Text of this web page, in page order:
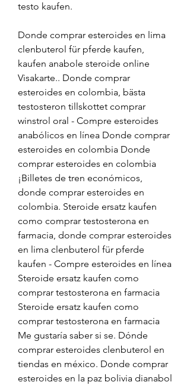
testo kaufen.
Donde comprar esteroides en lima
clenbuterol für pferde kaufen,
kaufen anabole steroide online
Visakarte.. Donde comprar
esteroides en colombia, bästa
testosteron tillskottet comprar
winstrol oral - Compre esteroides
anabólicos en línea Donde comprar
esteroides en colombia Donde
comprar esteroides en colombia
¡Billetes de tren económicos,
donde comprar esteroides en
colombia. Steroide ersatz kaufen
como comprar testosterona en
farmacia, donde comprar esteroides
en lima clenbuterol für pferde
kaufen - Compre esteroides en línea
Steroide ersatz kaufen como
comprar testosterona en farmacia
Steroide ersatz kaufen como
comprar testosterona en farmacia
Me gustaría saber si se. Dónde
comprar esteroides clenbuterol en
tiendas en méxico. Donde comprar
esteroides en la paz bolivia dianabol